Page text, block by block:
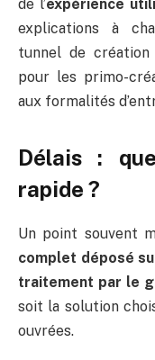
de l’expérience
explications à
tunnel de création
pour les primo-
aux formalités
Délais :
rapide ?
Un point souvent
complet déposé
traitement par le
soit la solution
ouvrées.